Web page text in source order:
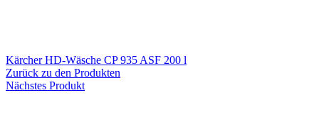
Kärcher HD-Wäsche CP 935 ASF 200 l
Zurück zu den Produkten
Nächstes Produkt